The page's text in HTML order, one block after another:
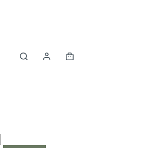
Carro
máximo